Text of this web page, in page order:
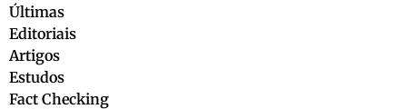
Últimas
Editoriais
Artigos
Estudos
Fact Checking